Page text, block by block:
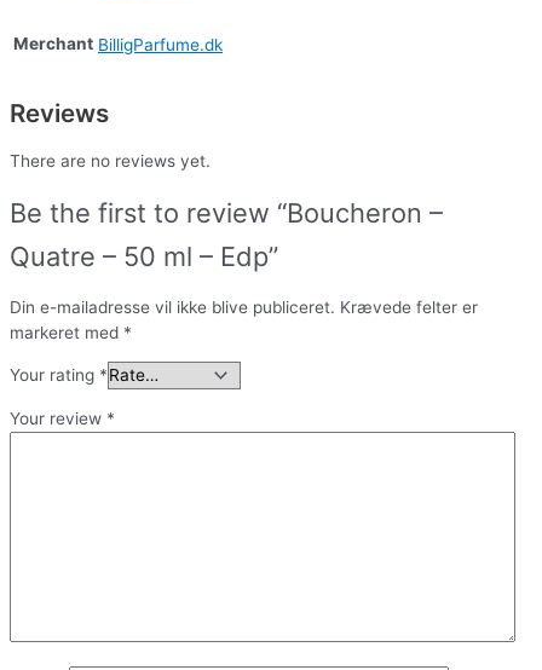
Merchant BilligParfume.dk
Reviews
There are no reviews yet.
Be the first to review “Boucheron –
Quatre – 50 ml – Edp”
Din e-mailadresse vil ikke blive publiceret. Krævede felter er
markeret med *
Your rating *
Your review *